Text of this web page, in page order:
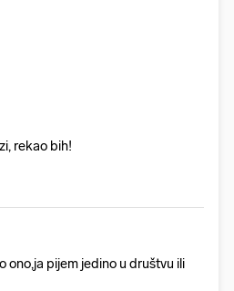
rekao bih!
ono,ja pijem jedino u društvu ili